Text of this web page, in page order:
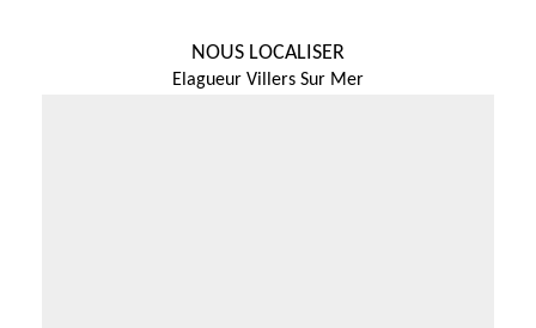
NOUS LOCALISER
Elagueur Villers Sur Mer